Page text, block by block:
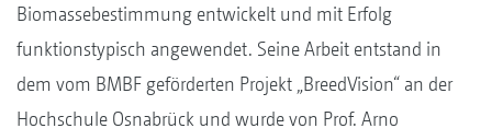
Biomassebestimmung entwickelt und mit Erfolg
funktionstypisch angewendet. Seine Arbeit entstand in
dem vom BMBF geförderten Projekt „BreedVision“ an der
Hochschule Osnabrück und wurde von Prof. Arno